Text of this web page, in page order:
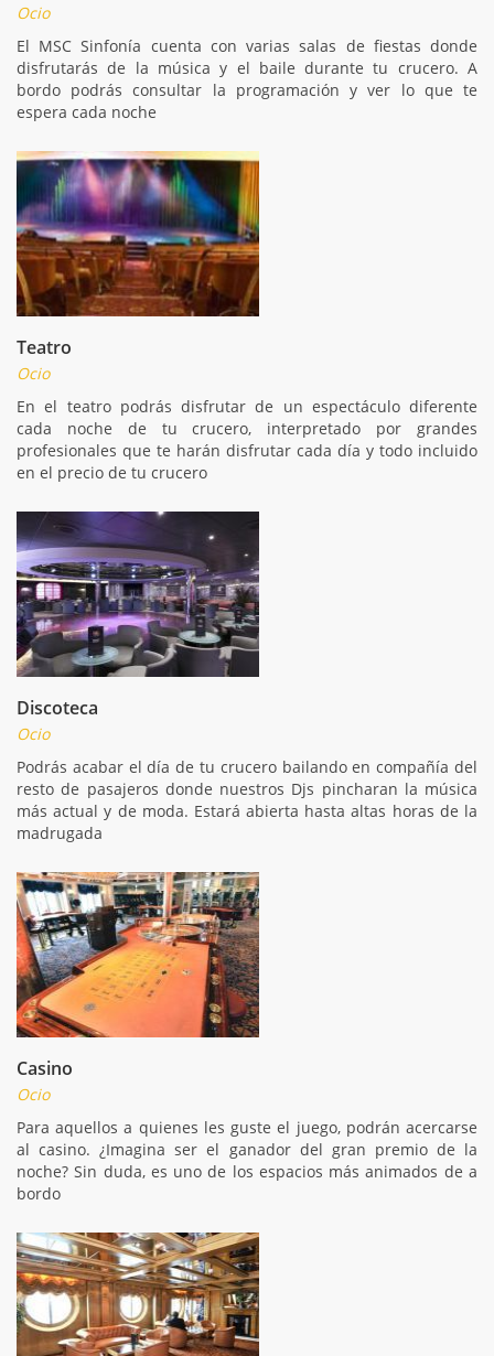
Ocio
El MSC Sinfonía cuenta con varias salas de fiestas donde
disfrutarás de la música y el baile durante tu crucero. A
bordo podrás consultar la programación y ver lo que te
espera cada noche
Teatro
Ocio
En el teatro podrás disfrutar de un espectáculo diferente
cada noche de tu crucero, interpretado por grandes
profesionales que te harán disfrutar cada día y todo incluido
en el precio de tu crucero
Discoteca
Ocio
Podrás acabar el día de tu crucero bailando en compañía del
resto de pasajeros donde nuestros Djs pincharan la música
más actual y de moda. Estará abierta hasta altas horas de la
madrugada
Casino
Ocio
Para aquellos a quienes les guste el juego, podrán acercarse
al casino. ¿Imagina ser el ganador del gran premio de la
noche? Sin duda, es uno de los espacios más animados de a
bordo